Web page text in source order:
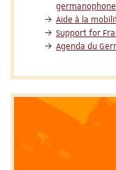
Aide à la
Support for
Agenda du